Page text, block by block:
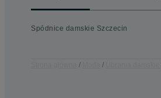
Spódnice damskie Szczecin